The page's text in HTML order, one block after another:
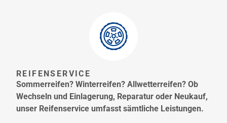
REIFENSERVICE
Sommerreifen? Winterreifen? Allwetterreifen? Ob
Wechseln und Einlagerung, Reparatur oder Neukauf,
unser Reifenservice umfasst sämtliche Leistungen.